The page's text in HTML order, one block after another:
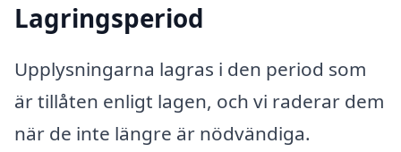
Lagringsperiod
Upplysningarna lagras i den period som
är tillåten enligt lagen, och vi raderar dem
när de inte längre är nödvändiga.